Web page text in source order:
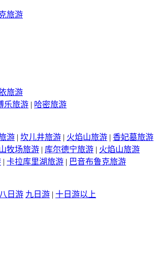
旅游
旅游
乐旅游 | 哈密旅游
游 | 坎儿井旅游 | 火焰山旅游 | 香妃墓旅游
牧场旅游 | 库尔德宁旅游 | 火焰山旅游
| 卡拉库里湖旅游 | 巴音布鲁克旅游
八日游 九日游 | 十日游以上